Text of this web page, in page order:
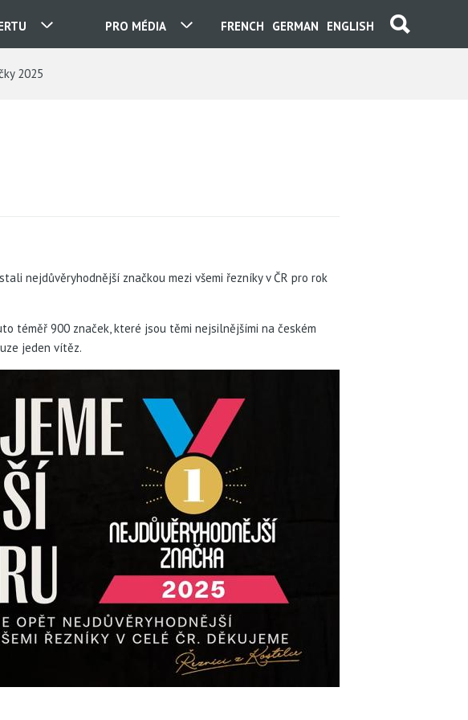
ENGLISH
GERMAN
FRENCH
PRO MÉDIA
2025
nejdůvěryhodnější značkou mezi všemi řezníky v ČR pro rok
téměř 900 značek, které jsou těmi nejsilnějšími na českém
jeden vítěz.